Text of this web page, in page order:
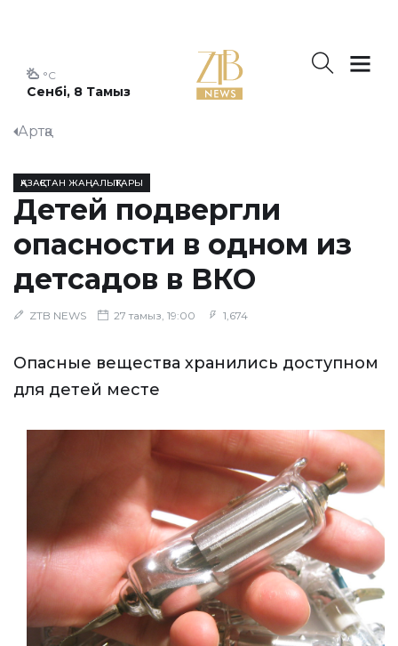
Сенбі, 8 Тамыз
°C
Артқа
ҚАЗАҚСТАН ЖАҢАЛЫҚТАРЫ
Детей подвергли
опасности в одном из
детсадов в ВКО
ZTB NEWS 27 тамыз, 19:00 1,674
Опасные вещества хранились доступном
для детей месте